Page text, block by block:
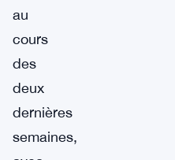
au
cours
des
deux
dernières
semaines,